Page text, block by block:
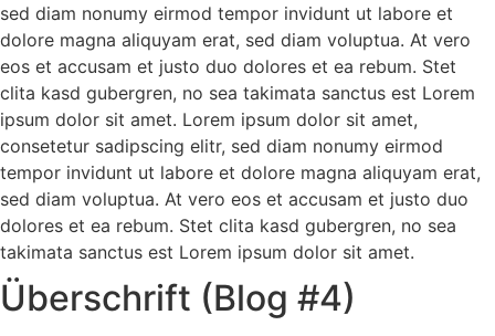
sed diam nonumy eirmod tempor invidunt ut labore et
dolore magna aliquyam erat, sed diam voluptua. At vero
eos et accusam et justo duo dolores et ea rebum. Stet
clita kasd gubergren, no sea takimata sanctus est Lorem
ipsum dolor sit amet. Lorem ipsum dolor sit amet,
consetetur sadipscing elitr, sed diam nonumy eirmod
tempor invidunt ut labore et dolore magna aliquyam erat,
sed diam voluptua. At vero eos et accusam et justo duo
dolores et ea rebum. Stet clita kasd gubergren, no sea
takimata sanctus est Lorem ipsum dolor sit amet.
Überschrift (Blog #4)